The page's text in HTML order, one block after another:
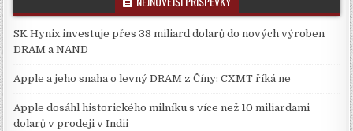
SK Hynix investuje přes 38 miliard dolarů do nových výroben
DRAM a NAND
Apple a jeho snaha o levný DRAM z Číny: CXMT říká ne
Apple dosáhl historického milníku s více než 10 miliardami
dolarů v prodeji v Indii